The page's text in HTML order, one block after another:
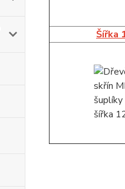
Šířka